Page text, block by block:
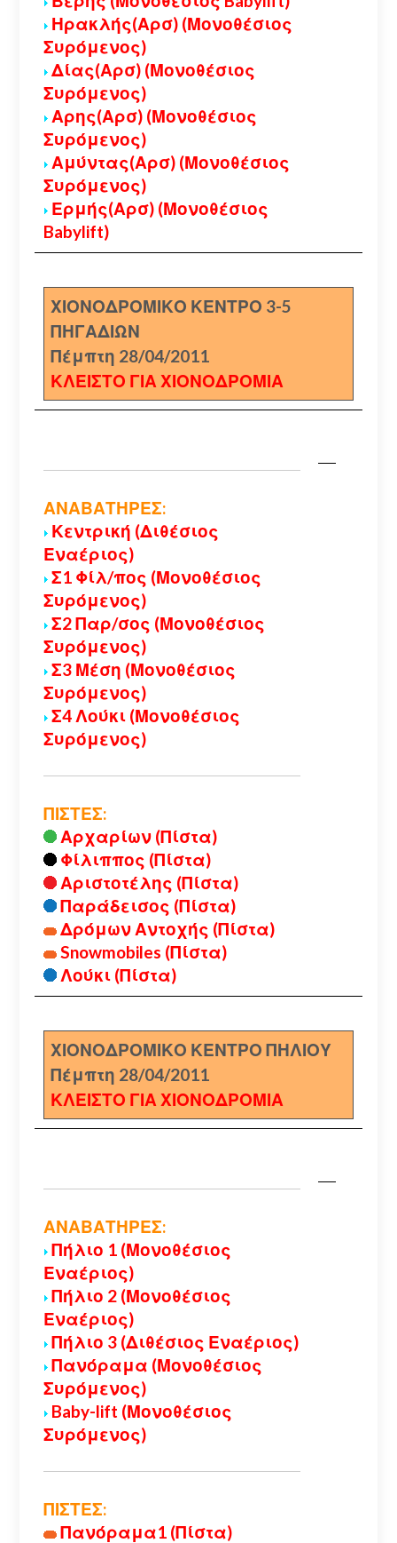
Ηρακλής(Αρσ) (Μονοθέσιος
Συρόμενος)
Δίας(Αρσ) (Μονοθέσιος
Συρόμενος)
Αρης(Αρσ) (Μονοθέσιος
Συρόμενος)
Αμύντας(Αρσ) (Μονοθέσιος
Συρόμενος)
Ερμής(Αρσ) (Μονοθέσιος
Babylift)
ΧΙΟΝΟΔΡΟΜΙΚΟ ΚΕΝΤΡΟ 3-5
ΠΗΓΑΔΙΩΝ
Πέμπτη 28/04/2011
ΚΛΕΙΣΤΟ ΓΙΑ ΧΙΟΝΟΔΡΟΜΙΑ
ΑΝΑΒΑΤΗΡΕΣ:
Κεντρική (Διθέσιος
Εναέριος)
Σ1 Φίλ/πος (Μονοθέσιος
Συρόμενος)
Σ2 Παρ/σος (Μονοθέσιος
Συρόμενος)
Σ3 Μέση (Μονοθέσιος
Συρόμενος)
Σ4 Λούκι (Μονοθέσιος
Συρόμενος)
ΠΙΣΤΕΣ:
Αρχαρίων (Πίστα)
Φίλιππος (Πίστα)
Αριστοτέλης (Πίστα)
Παράδεισος (Πίστα)
Δρόμων Αντοχής (Πίστα)
Snowmobiles (Πίστα)
Λούκι (Πίστα)
ΧΙΟΝΟΔΡΟΜΙΚΟ ΚΕΝΤΡΟ ΠΗΛΙΟΥ
Πέμπτη 28/04/2011
ΚΛΕΙΣΤΟ ΓΙΑ ΧΙΟΝΟΔΡΟΜΙΑ
ΑΝΑΒΑΤΗΡΕΣ:
Πήλιο 1 (Μονοθέσιος
Εναέριος)
Πήλιο 2 (Μονοθέσιος
Εναέριος)
Πήλιο 3 (Διθέσιος Εναέριος)
Πανόραμα (Μονοθέσιος
Συρόμενος)
Baby-lift (Μονοθέσιος
Συρόμενος)
ΠΙΣΤΕΣ:
Πανόραμα1 (Πίστα)